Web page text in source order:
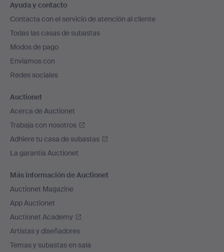
en
el
pie
de
página
Ayuda y contacto
Contacta con el servicio de atención al cliente
Todas las casas de subastas
Modos de pago
Enviamos con
Redes sociales
Auctionet
Acerca de Auctionet
Trabaja con nosotros
Adhiere tu casa de subastas
La garantía Auctionet
Más información de Auctionet
Auctionet Magazine
App Auctionet
Auctionet Academy
Artistas y diseñadores
Temas y subastas en sala